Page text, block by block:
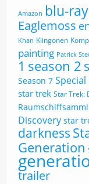
Amazon blu-ray
Eaglemoss
Khan Klingonen
painting Patrick
1 season 2
Season 7
star trek Star Trek:
Discovery star
darkness
Generation
trailer